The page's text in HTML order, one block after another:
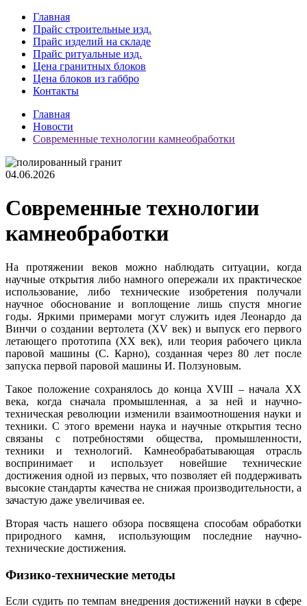
Главная
Прайс строительные изд.
Прайс изделий на складе
Прайс ритуальные изд.
Цена гранитных блоков
Цена блоков из габбро
Контакты
Главная
Новости
Современные технологии камнеобработки
04.06.2026
Современные технологии
камнеобработки
На протяжении веков можно наблюдать ситуации, когда
научные открытия либо намного опережали их практическое
использование, либо технические изобретения получали
научное обоснование и воплощение лишь спустя многие
годы. Яркими примерами могут служить идея Леонардо да
Винчи о создании вертолета (XV век) и выпуск его первого
летающего прототипа (XX век), или теория рабочего цикла
паровой машины (С. Карно), созданная через 80 лет после
запуска первой паровой машины И. Ползуновым.
Такое положение сохранялось до конца XVIII – начала XX
века, когда сначала промышленная, а за ней и научно-
техническая революции изменили взаимоотношения науки и
техники. С этого времени наука и научные открытия тесно
связаны с потребностями общества, промышленности,
техники и технологий. Камнеобрабатывающая отрасль
воспринимает и использует новейшие технические
достижения одной из первых, что позволяет ей поддерживать
высокие стандарты качества не снижая производительности, а
зачастую даже увеличивая ее.
Вторая часть нашего обзора посвящена способам обработки
природного камня, использующим последние научно-
технические достижения.
Физико-технические методы
Если судить по темпам внедрения достижений науки в сфере